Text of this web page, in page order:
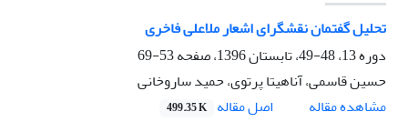
تحلیل گفتمان نقشگرای اشعار ملاعلی فاخری
دوره 13، 48-49، تابستان 1396، صفحه
53-69
حسین قاسمی، آناهیتا پرتوی، حمید ساروخانی
مشاهده مقاله
اصل مقاله 499.35 K